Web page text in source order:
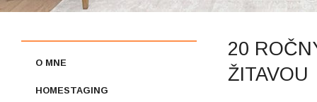
20
ŽITAVOU
O MNE
HOMESTAGING